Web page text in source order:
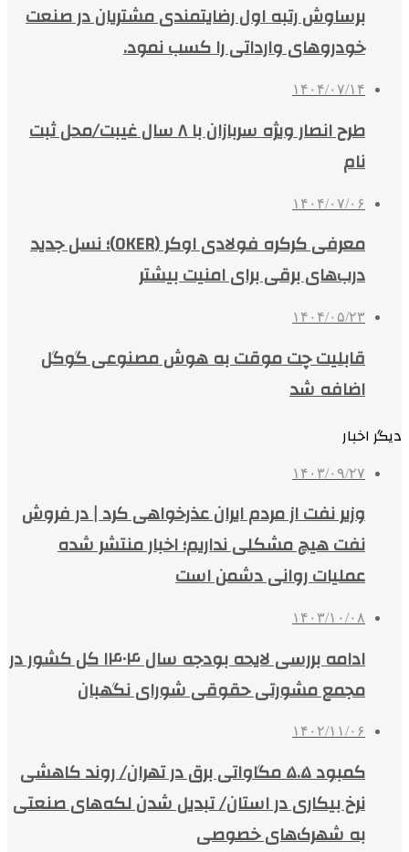
برساوش رتبه اول رضایتمندی مشتریان در صنعت
خودروهای وارداتی را کسب نمود.
۱۴۰۴/۰۷/۱۴
طرح انصار ویژه سربازان با ۸ سال غیبت/محل ثبت
نام
۱۴۰۴/۰۷/۰۶
معرفی کرکره فولادی اوکر (OKER)؛ نسل جدید
درب‌های برقی برای امنیت بیشتر
۱۴۰۴/۰۵/۲۳
قابلیت چت موقت به هوش مصنوعی گوگل
اضافه شد
دیگر اخبار
۱۴۰۳/۰۹/۲۷
وزیر نفت از مردم ایران عذرخواهی کرد | در فروش
نفت هیچ مشکلی نداریم؛ اخبار منتشر شده
عملیات روانی دشمن است
۱۴۰۳/۱۰/۰۸
ادامه بررسی لایحه بودجه سال ۱۴۰۴ کل کشور در
مجمع مشورتی حقوقی شورای نگهبان
۱۴۰۲/۱۱/۰۶
کمبود ۵.۵ مگاواتی برق در تهران/ روند کاهشی
نرخ بیکاری در استان/ تبدیل شدن لکه‌های صنعتی
به شهرک‌های خصوصی